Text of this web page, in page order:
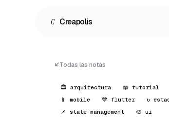
C Creapolis
Todas las notas
🏛 arquitectura 📖 tutorial
📱 mobile
💙 flutter ↻
📌 state management
🎨 ui